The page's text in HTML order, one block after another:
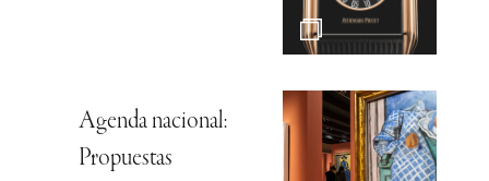
Agenda nacional:
Propuestas